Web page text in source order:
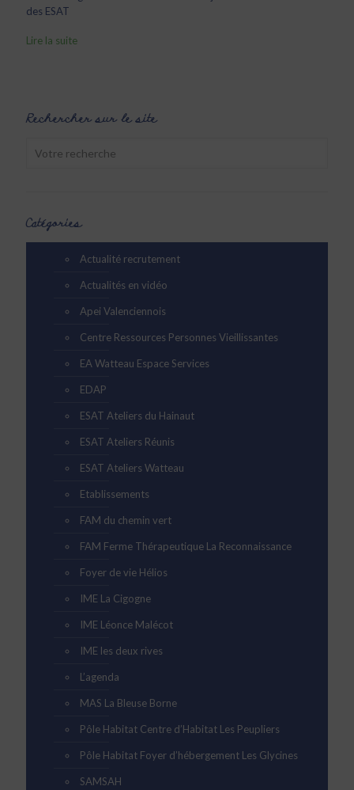
des ESAT
Lire la suite
Rechercher sur le site
Catégories
Actualité recrutement
Actualités en vidéo
Apei Valenciennois
Centre Ressources Personnes Vieillissantes
EA Watteau Espace Services
EDAP
ESAT Ateliers du Hainaut
ESAT Ateliers Réunis
ESAT Ateliers Watteau
Etablissements
FAM du chemin vert
FAM Ferme Thérapeutique La Reconnaissance
Foyer de vie Hélios
IME La Cigogne
IME Léonce Malécot
IME les deux rives
L’agenda
MAS La Bleuse Borne
Pôle Habitat Centre d’Habitat Les Peupliers
Pôle Habitat Foyer d’hébergement Les Glycines
SAMSAH